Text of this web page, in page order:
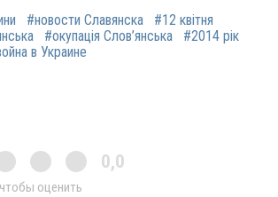
#новости Славянска
#12 квітня
#окупація Слов’янська
#2014 рік
в Украине
0,0
оценить